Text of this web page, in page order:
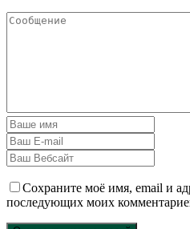
Сохраните моё имя, email и
последующих моих